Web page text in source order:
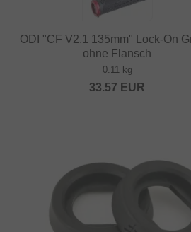
ODI "CF V2.1 135mm" Lock-On
ohne Flansch
0.11 kg
33.57 EUR